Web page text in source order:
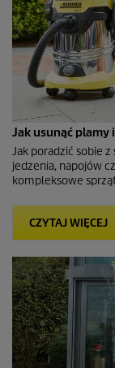
Jak usunąć plamy
Jak poradzić sobie
jedzenia, napojów
kompleksowe
CZYTAJ WIĘCEJ